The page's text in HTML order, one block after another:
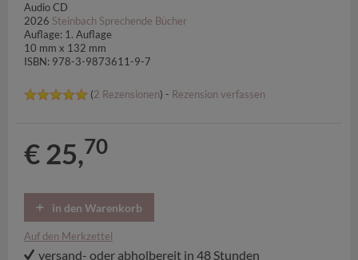
Audio CD
2026 Steinbach Sprechende Bücher
Auflage: 1. Auflage
10 mm x 132 mm
ISBN: 978-3-9873611-9-7
(2 Rezensionen) - Rezension verfassen
€ 25,70
in den Warenkorb
Auf den Merkzettel
versand- oder abholbereit in 48 Stunden